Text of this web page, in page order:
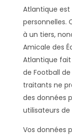
Atlantique
personnelles.
à un tiers,
Amicale des
Atlantique fait
de Football
traitants ne
des données
utilisateurs de
Vos données